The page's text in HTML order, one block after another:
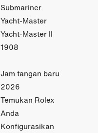
Submariner
Yacht-Master
Yacht-Master II
1908
Jam tangan baru
2026
Temukan Rolex
Anda
Konfigurasikan